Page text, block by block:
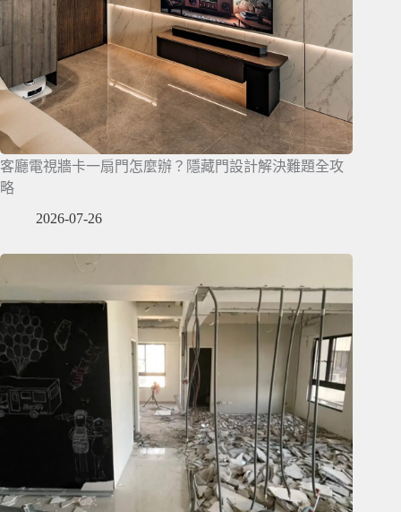
客廳電視牆卡一扇門怎麼辦？隱藏門設計解決難題全攻
略
2026-07-26